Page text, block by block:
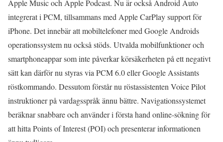
Apple Music och Apple Podcast. Nu är också Android Auto
integrerat i PCM, tillsammans med Apple CarPlay support för
iPhone. Det innebär att mobiltelefoner med Google Androids
operationssystem nu också stöds. Utvalda mobilfunktioner och
smartphoneappar som inte påverkar körsäkerheten på ett negativt
sätt kan därför nu styras via PCM 6.0 eller Google Assistants
röstkommando. Dessutom förstår nu röstassistenten Voice Pilot
instruktioner på vardagsspråk ännu bättre. Navigationssystemet
beräknar snabbare och använder i första hand online-sökning för
att hitta Points of Interest (POI) och presenterar informationen